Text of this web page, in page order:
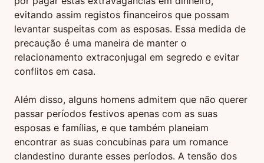
evitando assim registos financeiros que possam
levantar suspeitas com as esposas. Essa medida de
precaução é uma maneira de manter o
relacionamento extraconjugal em segredo e evitar
conflitos em casa.
Além disso, alguns homens admitem que não querer
passar períodos festivos apenas com as suas
esposas e famílias, e que também planeiam
encontrar as suas concubinas para um romance
clandestino durante esses períodos. A tensão dos